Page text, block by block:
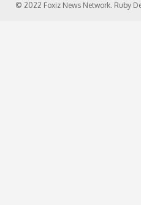
© 2022 Foxiz News Network. Ruby